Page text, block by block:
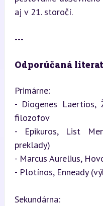
aj v 21. storočí.
---
Odporúčaná
Primárne:
- Diogenes Laertios,
filozofov
- Epikuros, List
preklady)
- Marcus Aurelius,
- Plotínos, Enneady
Sekundárna: